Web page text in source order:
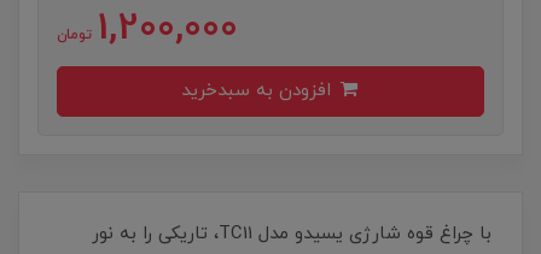
1,200,000 تومان
با چراغ قوه شارژی یسیدو مدل TC11، تاریکی را به نور